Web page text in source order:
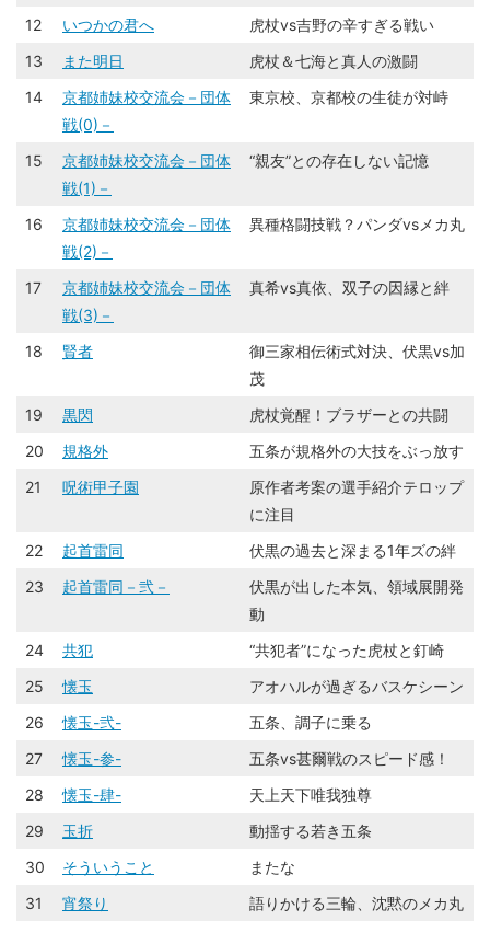
12
いつかの君へ
虎杖vs吉野の辛すぎる戦い
13
また明日
虎杖＆七海と真人の激闘
14
京都姉妹校交流会－団体
戦(0)－
東京校、京都校の生徒が対峙
15
京都姉妹校交流会－団体
戦(1)－
“親友”との存在しない記憶
16
京都姉妹校交流会－団体
戦(2)－
異種格闘技戦？パンダvsメカ丸
17
京都姉妹校交流会－団体
戦(3)－
真希vs真依、双子の因縁と絆
18 賢者
御三家相伝術式対決、伏黒vs加
茂
19
黒閃
虎杖覚醒！ブラザーとの共闘
20
規格外
五条が規格外の大技をぶっ放す
21
呪術甲子園
原作者考案の選手紹介テロップ
に注目
22
起首雷同
伏黒の過去と深まる1年ズの絆
23
起首雷同－弐－
伏黒が出した本気、領域展開発
動
24
共犯
“共犯者”になった虎杖と釘崎
25
懐玉
アオハルが過ぎるバスケシーン
26
懐玉-弐-
五条、調子に乗る
27
懐玉-参-
五条vs甚爾戦のスピード感！
28
懐玉-肆-
天上天下唯我独尊
29
玉折
動揺する若き五条
30
そういうこと
またな
31
宵祭り
語りかける三輪、沈黙のメカ丸